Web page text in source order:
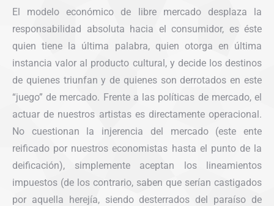
El modelo económico de libre mercado desplaza la
responsabilidad absoluta hacia el consumidor, es éste
quien tiene la última palabra, quien otorga en última
instancia valor al producto cultural, y decide los destinos
de quienes triunfan y de quienes son derrotados en este
“juego” de mercado. Frente a las políticas de mercado, el
actuar de nuestros artistas es directamente operacional.
No cuestionan la injerencia del mercado (este ente
reificado por nuestros economistas hasta el punto de la
deificación), simplemente aceptan los lineamientos
impuestos (de los contrario, saben que serían castigados
por aquella herejía, siendo desterrados del paraíso de